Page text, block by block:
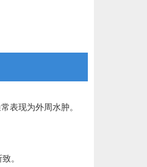
表现为外周水肿。
。